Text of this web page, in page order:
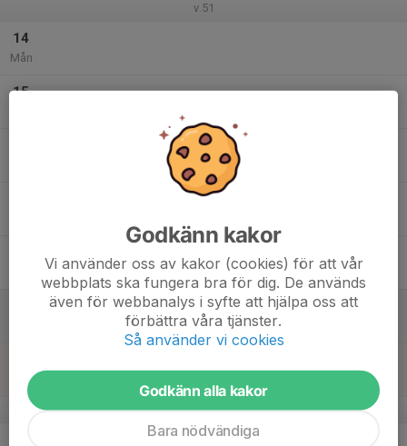
v.51
14
Mån
15
Sön
v.52
Godkänn kakor
Vi använder oss av kakor (cookies) för att vår
webbplats ska fungera bra för dig. De används
även för webbanalys i syfte att hjälpa oss att
förbättra våra tjänster.
Så använder vi cookies
Godkänn alla kakor
Bara nödvändiga